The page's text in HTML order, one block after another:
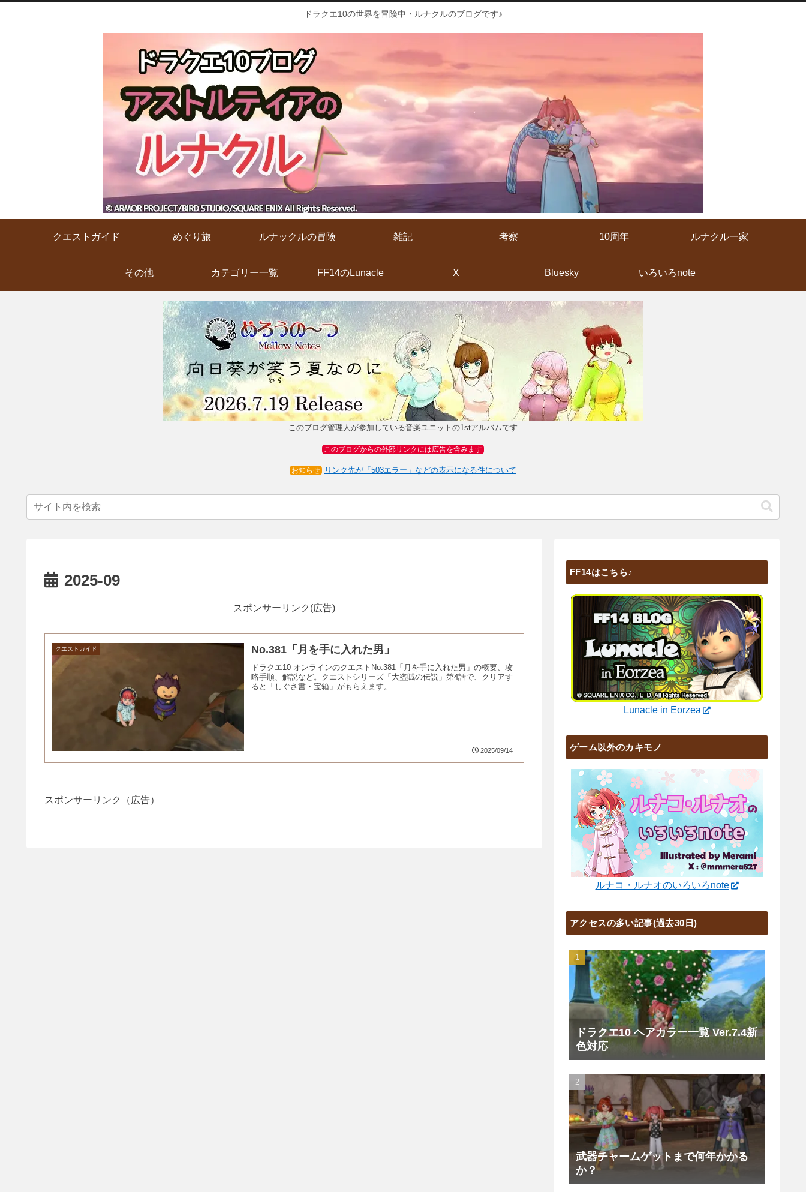
ドラクエ10の世界を冒険中・ルナクルのブログです♪
クエストガイド めぐり旅 ルナックルの冒険 雑記 考察 10周年 ルナクル一家
その他 カテゴリー一覧 FF14のLunacle X Bluesky いろいろnote
このブログ管理人が参加している音楽ユニットの1stアルバムです
このブログからの外部リンクには広告を含みます
お知らせ リンク先が「503エラー」などの表示になる件について
2025-09
スポンサーリンク(広告)
クエストガイド No.381「月を手に入れた男」
ドラクエ10 オンラインのクエストNo.381「月を手に入れた男」の概要、攻
略手順、解説など。クエストシリーズ「大盗賊の伝説」第4話で、クリアす
ると「しぐさ書・宝箱」がもらえます。
2025/09/14
スポンサーリンク（広告）
FF14はこちら♪
Lunacle in Eorzea
ゲーム以外のカキモノ
ルナコ・ルナオのいろいろnote
アクセスの多い記事(過去30日)
ドラクエ10 ヘアカラー一覧 Ver.7.4新
色対応
武器チャームゲットまで何年かかる
か？